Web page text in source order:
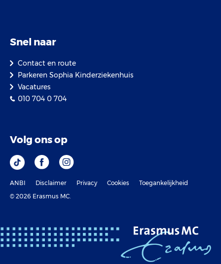
Snel naar
Contact en route
Parkeren Sophia Kinderziekenhuis
Vacatures
010 704 0 704
Volg ons op
ANBI Disclaimer Privacy Cookies
Toegankelijkheid
© 2026 Erasmus MC.